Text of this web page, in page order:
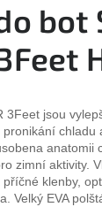
bot
3Feet jsou
chladu
anatomii
zimní aktivity.
klenby,
Velký EVA